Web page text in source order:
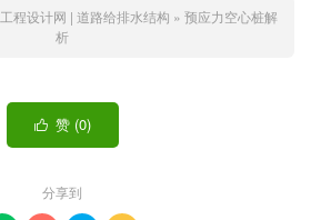
工程设计网 | 道路给排水结构 » 预应力空心桩解
析
 赞 (0)
分享到